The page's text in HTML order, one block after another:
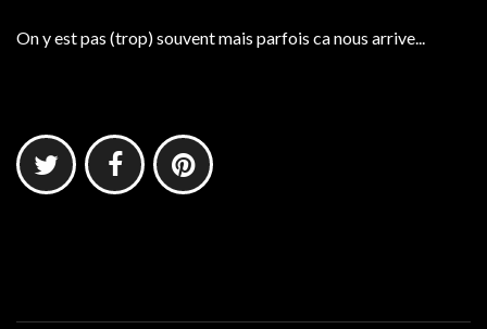
On y est pas (trop) souvent mais parfois ca nous arrive...